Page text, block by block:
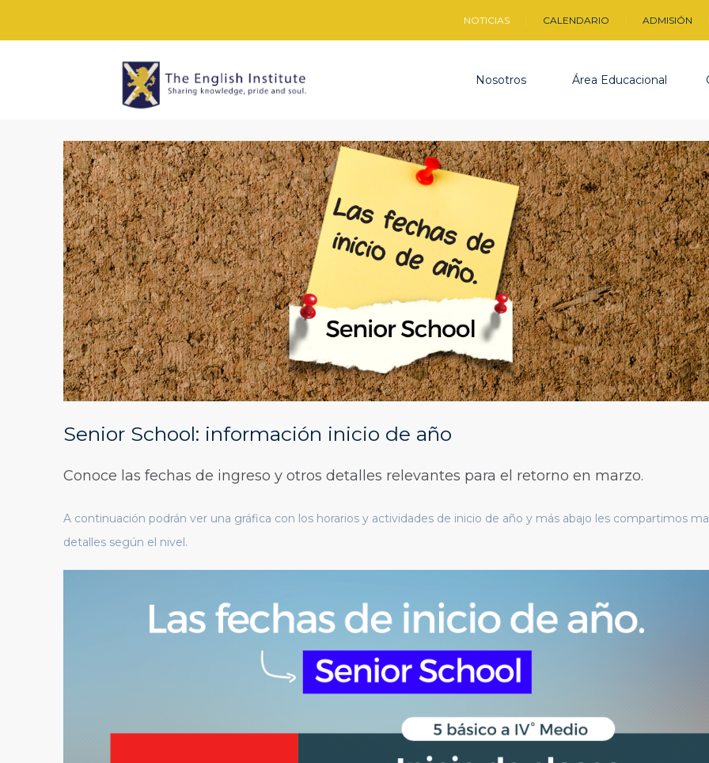
NOTICIAS CALENDARIO ADMISIÓN
Nosotros Área Educacional
Senior School: información inicio de año
Conoce las fechas de ingreso y otros detalles relevantes para el retorno en marzo.
A continuación podrán ver una gráfica con los horarios y actividades de inicio de año y más abajo les compartimos
detalles según el nivel.